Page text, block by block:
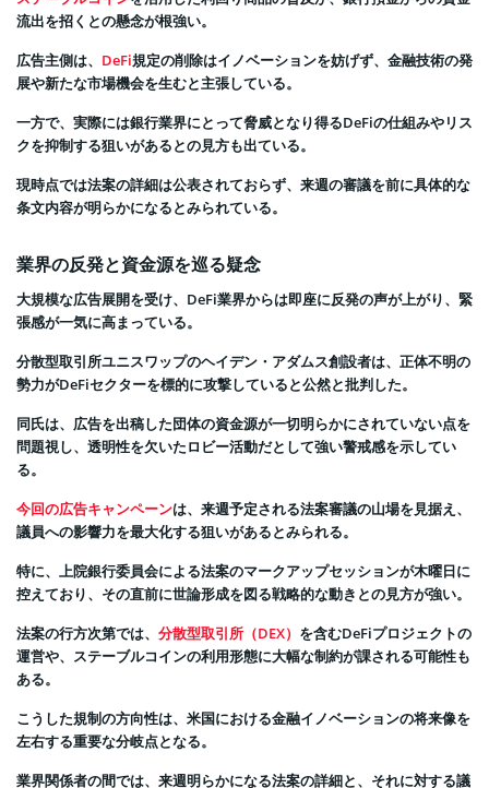
流出を招くとの懸念が根強い。
広告主側は、 DeFi規定の削除はイノベーションを妨げず、金融技術の発
展や新たな市場機会を生むと主張している。
一方で、実際には銀行業界にとって脅威となり得るDeFiの仕組みやリス
クを抑制する狙いがあるとの見方も出ている。
現時点では法案の詳細は公表されておらず、来週の審議を前に具体的な
条文内容が明らかになるとみられている。
業界の反発と資金源を巡る疑念
大規模な広告展開を受け、DeFi業界からは即座に反発の声が上がり、緊
張感が一気に高まっている。
分散型取引所ユニスワップのヘイデン・アダムス創設者は、正体不明の
勢力がDeFiセクターを標的に攻撃していると公然と批判した。
同氏は、広告を出稿した団体の資金源が一切明らかにされていない点を
問題視し、透明性を欠いたロビー活動だとして強い警戒感を示してい
る。
今回の広告キャンペーンは、来週予定される法案審議の山場を見据え、
議員への影響力を最大化する狙いがあるとみられる。
特に、上院銀行委員会による法案のマークアップセッションが木曜日に
控えており、その直前に世論形成を図る戦略的な動きとの見方が強い。
法案の行方次第では、 分散型取引所（DEX） を含むDeFiプロジェクトの
運営や、ステーブルコインの利用形態に大幅な制約が課される可能性も
ある。
こうした規制の方向性は、米国における金融イノベーションの将来像を
左右する重要な分岐点となる。
業界関係者の間では、来週明らかになる法案の詳細と、それに対する議